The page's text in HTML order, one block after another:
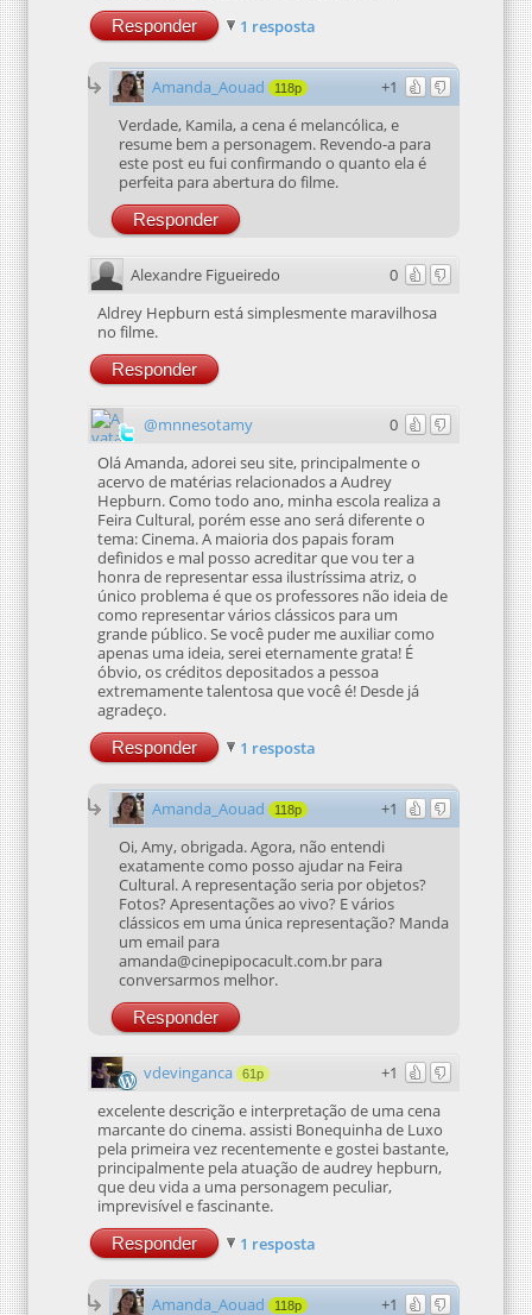
Responder 1 resposta
+1
Amanda_Aouad 118p
Verdade, Kamila, a cena é melancólica, e
resume bem a personagem. Revendo-a para
este post eu fui confirmando o quanto ela é
perfeita para abertura do filme.
Responder
0
Alexandre Figueiredo
Aldrey Hepburn está simplesmente maravilhosa
no filme.
Responder
0
@mnnesotamy
Olá Amanda, adorei seu site, principalmente o
acervo de matérias relacionados a Audrey
Hepburn. Como todo ano, minha escola realiza a
Feira Cultural, porém esse ano será diferente o
tema: Cinema. A maioria dos papais foram
definidos e mal posso acreditar que vou ter a
honra de representar essa ilustríssima atriz, o
único problema é que os professores não ideia de
como representar vários clássicos para um
grande público. Se você puder me auxiliar como
apenas uma ideia, serei eternamente grata! É
óbvio, os créditos depositados a pessoa
extremamente talentosa que você é! Desde já
agradeço.
Responder 1 resposta
+1
Amanda_Aouad 118p
Oi, Amy, obrigada. Agora, não entendi
exatamente como posso ajudar na Feira
Cultural. A representação seria por objetos?
Fotos? Apresentações ao vivo? E vários
clássicos em uma única representação? Manda
um email para
amanda@cinepipocacult.com.br para
conversarmos melhor.
Responder
+1
vdevinganca 61p
excelente descrição e interpretação de uma cena
marcante do cinema. assisti Bonequinha de Luxo
pela primeira vez recentemente e gostei bastante,
principalmente pela atuação de audrey hepburn,
que deu vida a uma personagem peculiar,
imprevisível e fascinante.
Responder 1 resposta
+1
Amanda_Aouad 118p